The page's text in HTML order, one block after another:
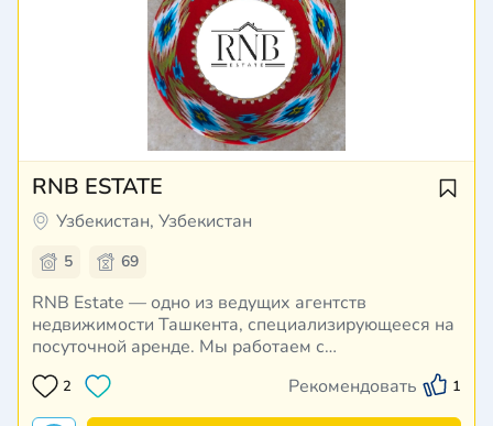
RNB ESTATE
Узбекистан, Узбекистан
5 69
RNB Estate — одно из ведущих агентств
недвижимости Ташкента, специализирующееся на
посуточной аренде. Мы работаем с
корпоративными клиентами, командировочными,
туристами и семьями, предлагая только
проверенные и безопасные варианты жилья.
2 Рекомендовать 1